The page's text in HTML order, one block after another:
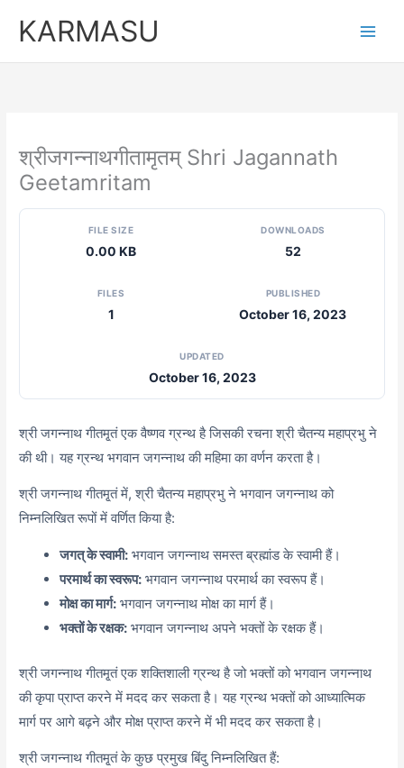
KARMASU
श्रीजगन्नाथगीतामृतम् Shri Jagannath
Geetamritam
FILE SIZE
0.00 KB
DOWNLOADS
52
FILES
1
PUBLISHED
October 16, 2023
UPDATED
October 16, 2023
श्री जगन्नाथ गीतमृ्तं एक वैष्णव ग्रन्थ है जिसकी रचना श्री चैतन्य महाप्रभु ने
की थी। यह ग्रन्थ भगवान जगन्नाथ की महिमा का वर्णन करता है।
श्री जगन्नाथ गीतमृ्तं में, श्री चैतन्य महाप्रभु ने भगवान जगन्नाथ को
निम्नलिखित रूपों में वर्णित किया है:
जगत् के स्वामी: भगवान जगन्नाथ समस्त ब्रह्मांड के स्वामी हैं।
परमार्थ का स्वरूप: भगवान जगन्नाथ परमार्थ का स्वरूप हैं।
मोक्ष का मार्ग: भगवान जगन्नाथ मोक्ष का मार्ग हैं।
भक्तों के रक्षक: भगवान जगन्नाथ अपने भक्तों के रक्षक हैं।
श्री जगन्नाथ गीतमृ्तं एक शक्तिशाली ग्रन्थ है जो भक्तों को भगवान जगन्नाथ
की कृपा प्राप्त करने में मदद कर सकता है। यह ग्रन्थ भक्तों को आध्यात्मिक
मार्ग पर आगे बढ़ने और मोक्ष प्राप्त करने में भी मदद कर सकता है।
श्री जगन्नाथ गीतमृ्तं के कुछ प्रमुख बिंदु निम्नलिखित हैं: